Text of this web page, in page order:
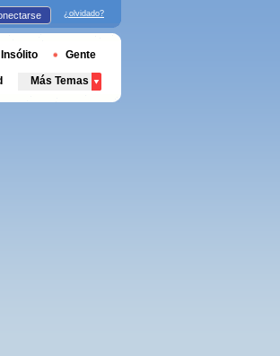
¿olvidado?
Insólito Gente
Más Temas